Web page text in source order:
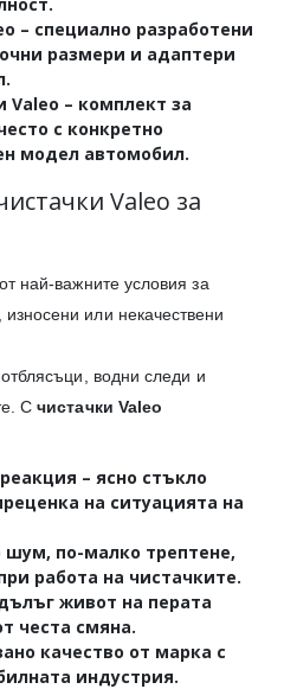
– специално разработени
размери и адаптери
Valeo – комплект за
с конкретно
модел автомобил.
Valeo за
най-важните условия за
износени или некачествени
водни следи и
Счистачки Valeo
– ясно стъкло
на ситуацията на
шум, по-малко трептене,
работа на чистачките.
живот на перата
честа смяна.
качество от марка с
индустрия.